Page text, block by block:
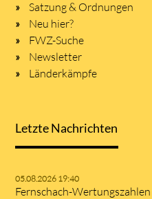
Satzung & Ordnungen
Neu hier?
FWZ-Suche
Newsletter
Länderkämpfe
Letzte Nachrichten
05.08.2026 19:40
Fernschach-